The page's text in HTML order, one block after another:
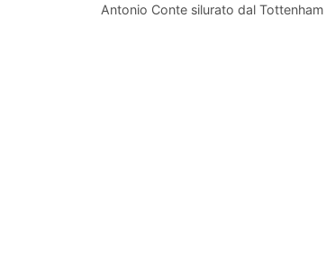
Antonio Conte silurato dal